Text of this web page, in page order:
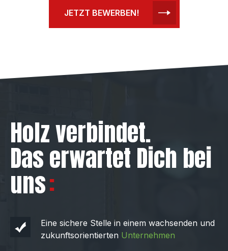
JETZT BEWERBEN!
Holz verbindet.
Das erwartet Dich bei
uns
Eine sichere Stelle in einem wachsenden und
zukunftsorientierten Unternehmen